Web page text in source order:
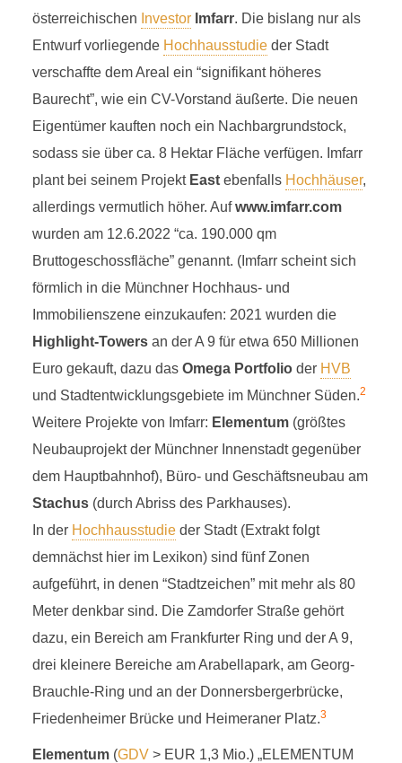
österreichischen Investor Imfarr. Die bislang nur als
Entwurf vorliegende Hochhausstudieder Stadt
verschaffte dem Areal ein “signifikant höheres
Baurecht”, wie ein CV-Vorstand äußerte. Die neuen
Eigentümer kauften noch ein Nachbargrundstock,
sodass sie über ca. 8 Hektar Fläche verfügen. Imfarr
plant bei seinem Projekt Eastebenfalls Hochhäuser,
allerdings vermutlich höher. Aufwww.imfarr.com
wurden am 12.6.2022 “ca. 190.000 qm
Bruttogeschossfläche” genannt. (Imfarr scheint sich
förmlich in die Münchner Hochhaus- und
Immobilienszene einzukaufen: 2021 wurden die
Highlight-Towersan der A 9 für etwa 650 Millionen
Euro gekauft, dazu das Omega Portfolioder HVB
und Stadtentwicklungsgebiete im Münchner Süden.2
Weitere Projekte von Imfarr: Elementum(größtes
Neubauprojekt der Münchner Innenstadt gegenüber
dem Hauptbahnhof), Büro- und Geschäftsneubau am
Stachus(durch Abriss des Parkhauses).
In der Hochhausstudieder Stadt (Extrakt folgt
demnächst hier im Lexikon) sind fünf Zonen
aufgeführt, in denen “Stadtzeichen” mit mehr als 80
Meter denkbar sind. Die Zamdorfer Straße gehört
dazu, ein Bereich am Frankfurter Ring und der A 9,
drei kleinere Bereiche am Arabellapark, am Georg-
Brauchle-Ring und an der Donnersbergerbrücke,
Friedenheimer Brücke und Heimeraner Platz.3
Elementum (GDV> EUR 1,3 Mio.) „ELEMENTUM